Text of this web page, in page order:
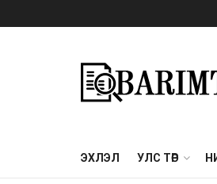
ЭХЛЭЛ УЛС ТӨР